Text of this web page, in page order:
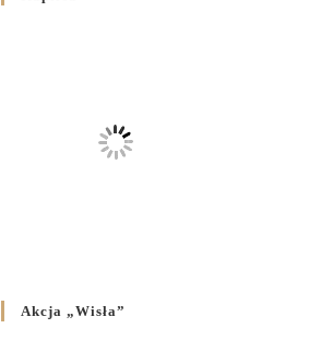
Родин
Справ Молоді та встановленя
складу Катихитичної Комісії
днях 2-12 липня 2024 р.”
Akcja „Wisła”